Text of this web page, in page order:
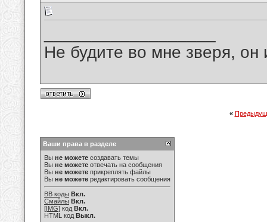
Не будите во мне зверя, он
«
Ваши права в разделе
Вы не можете создавать темы
Вы не можете отвечать на сообщения
Вы не можете прикреплять файлы
Вы не можете редактировать сообщения
BB коды Вкл.
Смайлы Вкл.
[IMG] код Вкл.
HTML код Выкл.